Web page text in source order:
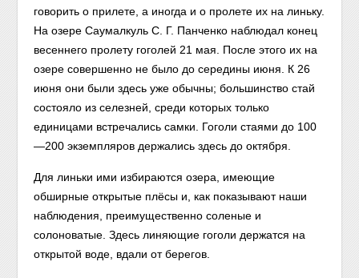
говорить о прилете, а иногда и о пролете их на линьку.
На озере Саумалкуль С. Г. Панченко наблюдал конец
весеннего пролету гоголей 21 мая. После этого их на
озере совершенно не было до середины июня. К 26
июня они были здесь уже обычны; большинство стай
состояло из селезней, среди которых только
единицами встречались самки. Гоголи стаями до 100
—200 экземпляров держались здесь до октября.
Для линьки ими избираются озера, имеющие
обширные открытые плёсы и, как показывают наши
наблюдения, преимущественно соленые и
солоноватые. Здесь линяющие гоголи держатся на
открытой воде, вдали от берегов.